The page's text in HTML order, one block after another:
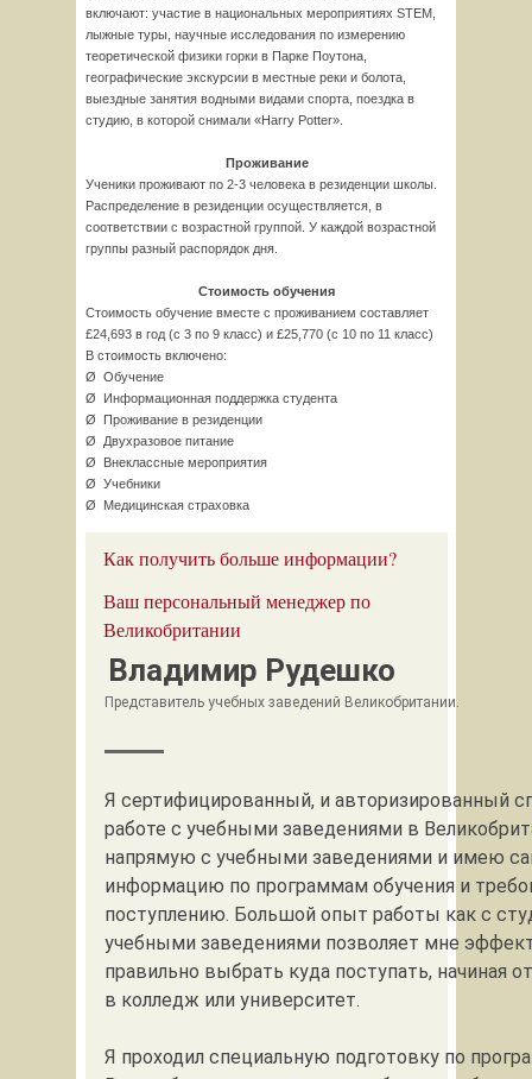
включают: участие в национальных мероприятиях STEM,
лыжные туры, научные исследования по измерению
теоретической физики горки в Парке Поутона,
географические экскурсии в местные реки и болота,
выездные занятия водными видами спорта, поездка в
студию, в которой снимали «Harry Potter».
Проживание
Ученики проживают по 2-3 человека в резиденции школы.
Распределение в резиденции осуществляется, в
соответствии с возрастной группой. У каждой возрастной
группы разный распорядок дня.
Стоимость обучения
Стоимость обучение вместе с проживанием составляет
£24,693 в год (с 3 по 9 класс) и £25,770 (с 10 по 11 класс)
В стоимость включено:
Ø Обучение
Ø Информационная поддержка студента
Ø Проживание в резиденции
Ø Двухразовое питание
Ø Внеклассные мероприятия
Ø Учебники
Ø Медицинская страховка
Как получить больше информации?
Ваш персональный менеджер по
Великобритании
Владимир Рудешко
Представитель учебных заведений Великобритании.
Я сертифицированный, и авторизированный
работе с учебными заведениями в
напрямую с учебными заведениями и имею
информацию по программам обучения и
поступлению. Большой опыт работы как с
учебными заведениями позволяет мне
правильно выбрать куда поступать, начиная
в колледж или университет.
Я проходил специальную подготовку по